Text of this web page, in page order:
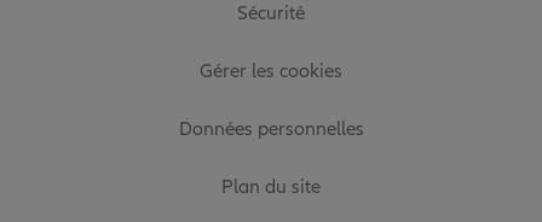
Sécurité
Gérer les cookies
Données personnelles
Plan du site